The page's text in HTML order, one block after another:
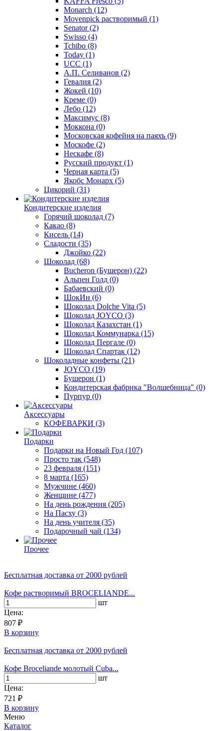
Monarch (12)
Movenpick растворимый (1)
Senator(2)
Swisso (4)
Tchibo (8)
Today (1)
UCC (1)
А.П. Селиванов (2)
Гевалия (2)
Жокей (10)
Креме (0)
Лебо (12)
Максимус (8)
Моккона (0)
Московская кофейня на паяхъ (9)
Москофе (2)
Нескафе (8)
Русский продукт (1)
Черная карта (5)
Якобс Монарх (5)
Цикорий (31)
Кондитерские изделия
Горячий шоколад (7)
Какао (8)
Кисель (14)
Сладости (35)
Джойко (22)
Шоколад (68)
Bucheron (Бушерон) (22)
Альпен Голд (0)
Бабаевский (0)
ШокИн (6)
Шоколад Dolche Vita (5)
Шоколад JOYCO (3)
Шоколад Казахстан (1)
Шоколад Коммунарка (15)
Шоколад Пергале (0)
Шоколад Спартак (12)
Шоколадные конфеты (21)
JOYCO (19)
Бушерон (1)
Кондитерская фабрика "Волшебница" (0)
Пурпур (0)
Аксессуары
КОФЕВАРКИ (3)
Подарки
Подарки на Новый Год (107)
Просто так (548)
23 февраля (151)
8 марта (165)
Мужчине (460)
Женщине (477)
На день рождения (205)
На Пасху (3)
На день учителя (35)
Подарочный чай (134)
Прочее
Бесплатная доставка от 2000 рублей
Кофе растворимый BROCELIANDE...
шт
Цена:
807 ₽
В корзину
Бесплатная доставка от 2000 рублей
Кофе Broceliande молотый Cuba...
шт
Цена:
721 ₽
В корзину
Меню
Каталог